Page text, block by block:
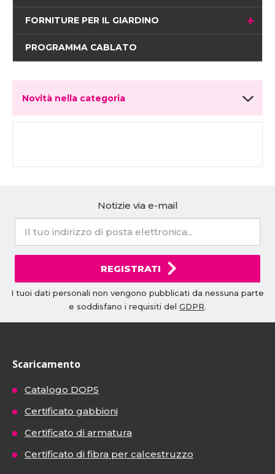
FORNITURE PER IL GIARDINO
PROGRAMMA CABLATO
Novità nella categoria
Notizie via e-mail
REGISTRATI
I tuoi dati personali non vengono pubblicati da nessuna parte
e soddisfano i requisiti del GDPR.
Scaricamento
Catalogo DOPS
Certificato gabbioni
Certificato di armatura
Certificato di fibra per calcestruzzo